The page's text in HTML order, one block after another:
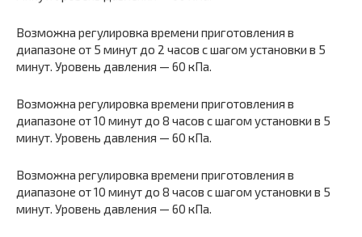
Возможна регулировка времени приготовления в
диапазоне от 5 минут до 2 часов с шагом установки в 5
минут. Уровень давления — 60 кПа.
Возможна регулировка времени приготовления в
диапазоне от 10 минут до 8 часов с шагом установки в 5
минут. Уровень давления — 60 кПа.
Возможна регулировка времени приготовления в
диапазоне от 10 минут до 8 часов с шагом установки в 5
минут. Уровень давления — 60 кПа.